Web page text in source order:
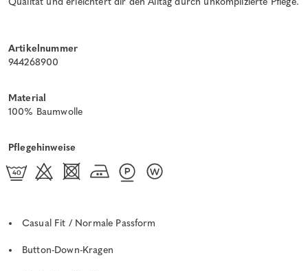
Artikelnummer
944268900
Material
100% Baumwolle
Pflegehinweise
Casual Fit / Normale Passform
Button-Down-Kragen